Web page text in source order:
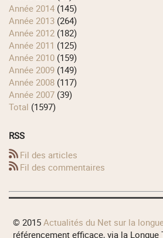
année 2014 (145)
année 2013 (264)
année 2012 (182)
année 2011 (125)
année 2010 (159)
année 2009 (149)
année 2008 (117)
année 2007 (39)
total (1597)
RSS
Fil des articles
Fil des commentaires
© 2015 Actualités du Net sur la
référencement efficace, via la